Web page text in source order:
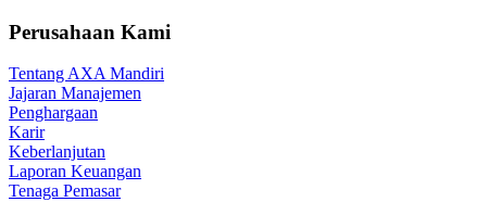
Perusahaan Kami
Tentang AXA Mandiri
Jajaran Manajemen
Penghargaan
Karir
Keberlanjutan
Laporan Keuangan
Tenaga Pemasar